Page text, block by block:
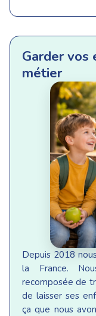
Garder vos
métier
Depuis 2018
la France.
recomposée de
de laisser ses
ça que nous